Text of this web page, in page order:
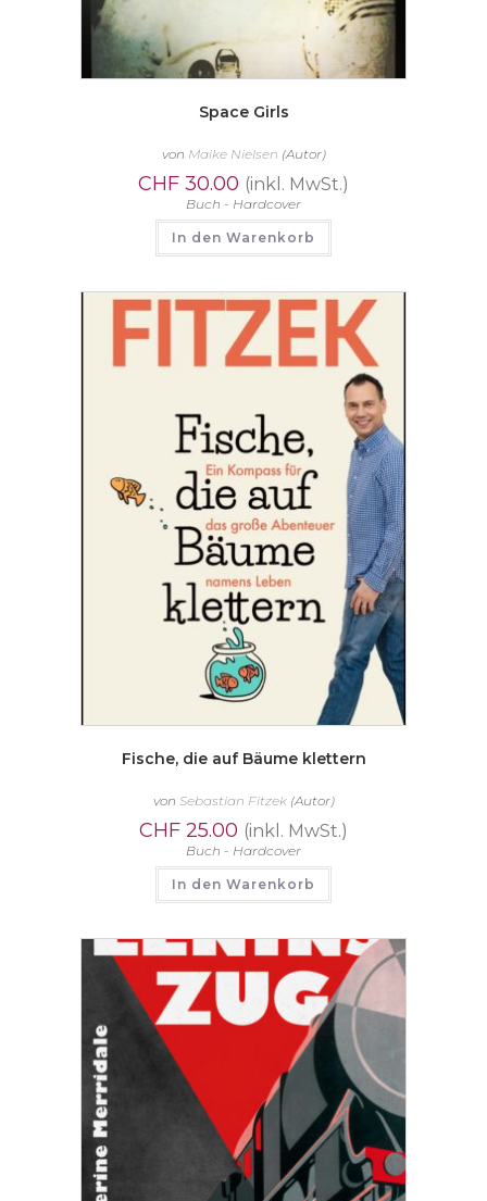
Space Girls
von Maike Nielsen (Autor)
CHF 30.00 (inkl. MwSt.)
Buch - Hardcover
In den Warenkorb
Fische, die auf Bäume klettern
von Sebastian Fitzek(Autor)
CHF 25.00 (inkl. MwSt.)
Buch - Hardcover
In den Warenkorb